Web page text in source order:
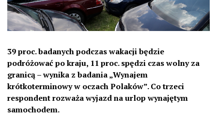
39 proc. badanych podczas wakacji będzie
podróżować po kraju, 11 proc. spędzi czas wolny za
granicą – wynika z badania „Wynajem
krótkoterminowy w oczach Polaków”. Co trzeci
respondent rozważa wyjazd na urlop wynajętym
samochodem.